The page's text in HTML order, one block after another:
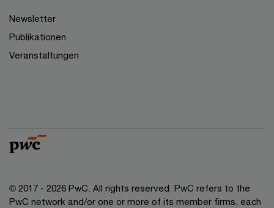
Newsletter
Publikationen
Veranstaltungen
© 2017 - 2026 PwC. All rights reserved. PwC refers to the
PwC network and/or one or more of its member firms, each